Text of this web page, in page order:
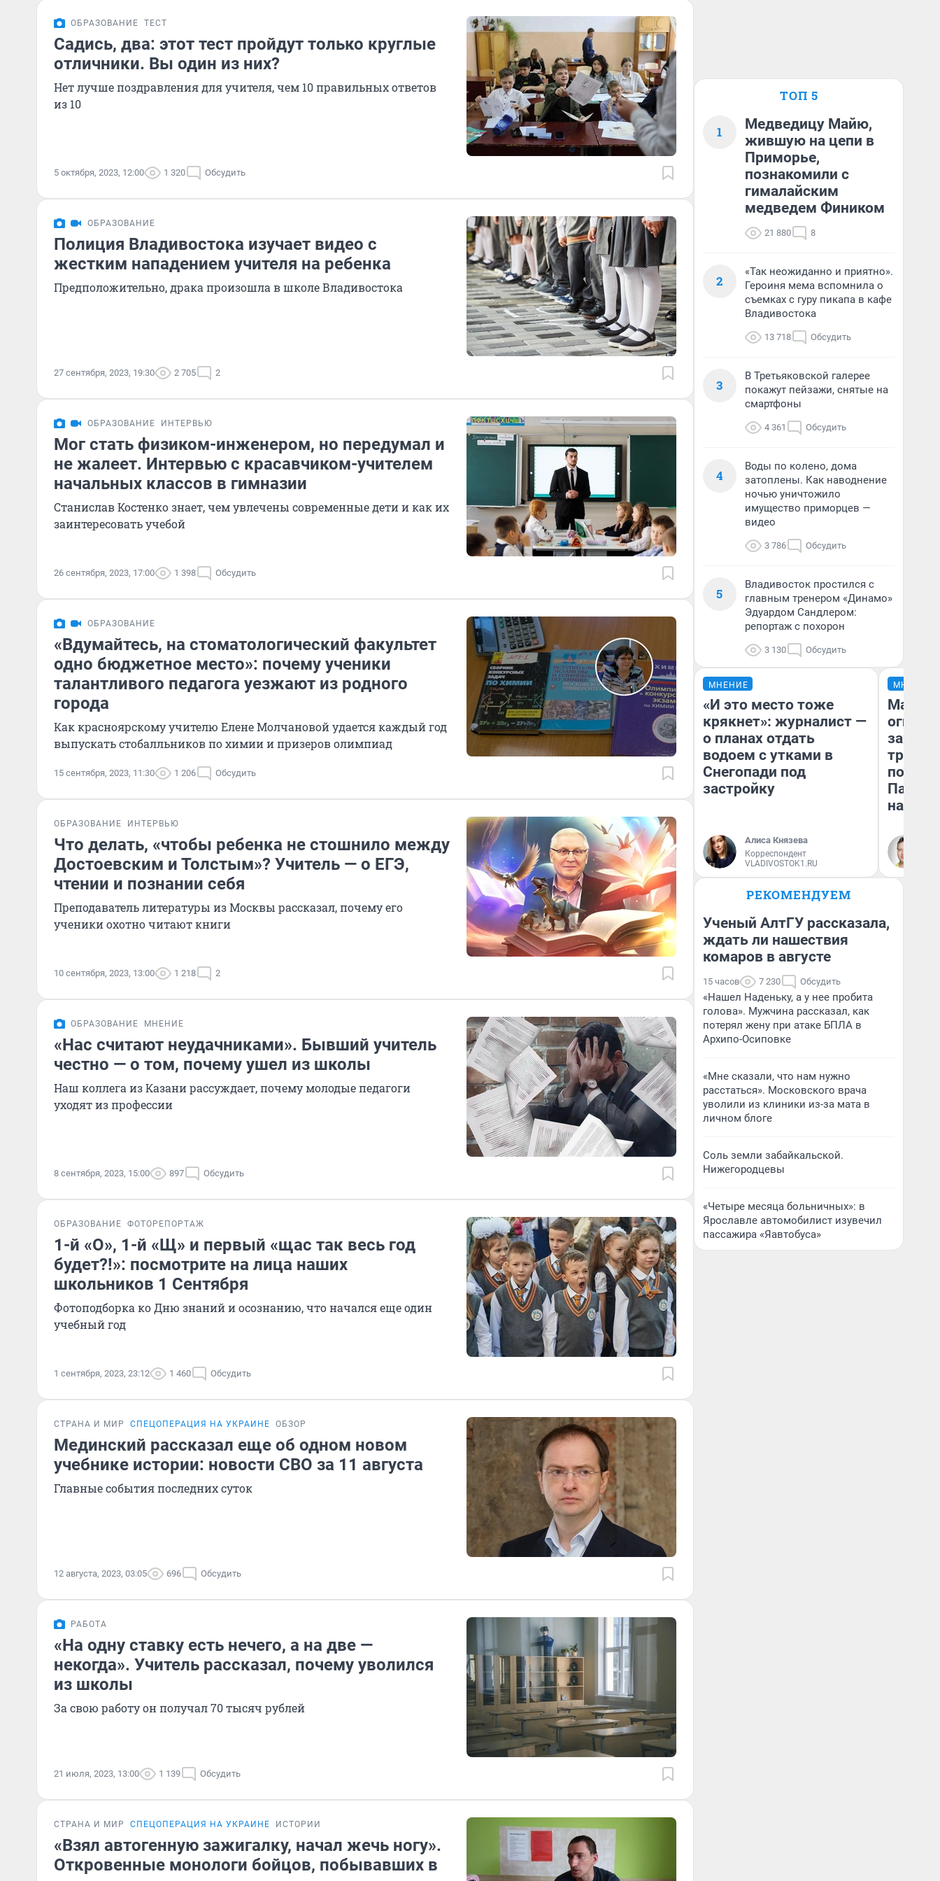
ОБРАЗОВАНИЕ ТЕСТ
Садись, два: этот тест пройдут только круглые
отличники. Вы один из них?
Нет лучше поздравления для учителя, чем 10 правильных ответов
из 10
5 октября, 2023, 12:00 1 320 Обсудить
ОБРАЗОВАНИЕ
Полиция Владивостока изучает видео с
жестким нападением учителя на ребенка
Предположительно, драка произошла в школе Владивостока
27 сентября, 2023, 19:30 2 705 2
ОБРАЗОВАНИЕ ИНТЕРВЬЮ
Мог стать физиком-инженером, но передумал и
не жалеет. Интервью с красавчиком-учителем
начальных классов в гимназии
Станислав Костенко знает, чем увлечены современные дети и как их
заинтересовать учебой
26 сентября, 2023, 17:00 1 398 Обсудить
ОБРАЗОВАНИЕ
«Вдумайтесь, на стоматологический факультет
одно бюджетное место»: почему ученики
талантливого педагога уезжают из родного
города
Как красноярскому учителю Елене Молчановой удается каждый год
выпускать стобалльников по химии и призеров олимпиад
15 сентября, 2023, 11:30 1 206 Обсудить
ОБРАЗОВАНИЕ ИНТЕРВЬЮ
Что делать, «чтобы ребенка не стошнило между
Достоевским и Толстым»? Учитель — о ЕГЭ,
чтении и познании себя
Преподаватель литературы из Москвы рассказал, почему его
ученики охотно читают книги
10 сентября, 2023, 13:00 1 218 2
ОБРАЗОВАНИЕ МНЕНИЕ
«Нас считают неудачниками». Бывший учитель
честно — о том, почему ушел из школы
Наш коллега из Казани рассуждает, почему молодые педагоги
уходят из профессии
8 сентября, 2023, 15:00 897 Обсудить
ОБРАЗОВАНИЕ ФОТОРЕПОРТАЖ
1-й «О», 1-й «Щ» и первый «щас так весь год
будет?!»: посмотрите на лица наших
школьников 1 Сентября
Фотоподборка ко Дню знаний и осознанию, что начался еще один
учебный год
1 сентября, 2023, 23:12 1 460 Обсудить
СТРАНА И МИР СПЕЦОПЕРАЦИЯ НА УКРАИНЕ ОБЗОР
Мединский рассказал еще об одном новом
учебнике истории: новости СВО за 11 августа
Главные события последних суток
12 августа, 2023, 03:05 696 Обсудить
РАБОТА
«На одну ставку есть нечего, а на две —
некогда». Учитель рассказал, почему уволился
из школы
За свою работу он получал 70 тысяч рублей
21 июля, 2023, 13:00 1 139 Обсудить
СТРАНА И МИР СПЕЦОПЕРАЦИЯ НА УКРАИНЕ ИСТОРИИ
«Взял автогенную зажигалку, начал жечь ногу».
Откровенные монологи бойцов, побывавших в
ТОП 5
1
Медведицу Майю,
жившую на цепи в
Приморье,
познакомили с
гималайским
медведем Фиником
21 880 8
2
«Так неожиданно и приятно».
Героиня мема вспомнила о
съемках с гуру пикапа в кафе
Владивостока
13 718 Обсудить
3
В Третьяковской галерее
покажут пейзажи, снятые на
смартфоны
4 361 Обсудить
4
Воды по колено, дома
затоплены. Как наводнение
ночью уничтожило
имущество приморцев —
видео
3 786 Обсудить
5
Владивосток простился с
главным тренером «Динамо»
Эдуардом Сандлером:
репортаж с похорон
3 130 Обсудить
МНЕНИЕ
«И это место тоже
крякнет»: журналист —
о планах отдать
водоем с утками в
Снегопади под
застройку
Алиса Князева
Корреспондент
VLADIVOSTOK1.RU
МНЕНИЕ
Мало,
огня…
третий
нас
РЕКОМЕНДУЕМ
Ученый АлтГУ рассказала,
ждать ли нашествия
комаров в августе
15 часов 7 230 Обсудить
«Нашел Наденьку, а у нее пробита
голова». Мужчина рассказал, как
потерял жену при атаке БПЛА в
Архипо-Осиповке
«Мне сказали, что нам нужно
расстаться». Московского врача
уволили из клиники из-за мата в
личном блоге
Соль земли забайкальской.
Нижегородцевы
«Четыре месяца больничных»: в
Ярославле автомобилист изувечил
пассажира «Яавтобуса»